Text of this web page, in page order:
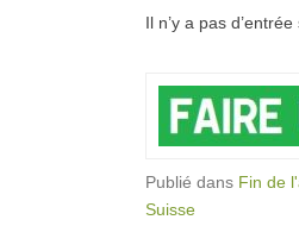
Il n’y a pas d’entrée
Publié dans Fin de
Suisse